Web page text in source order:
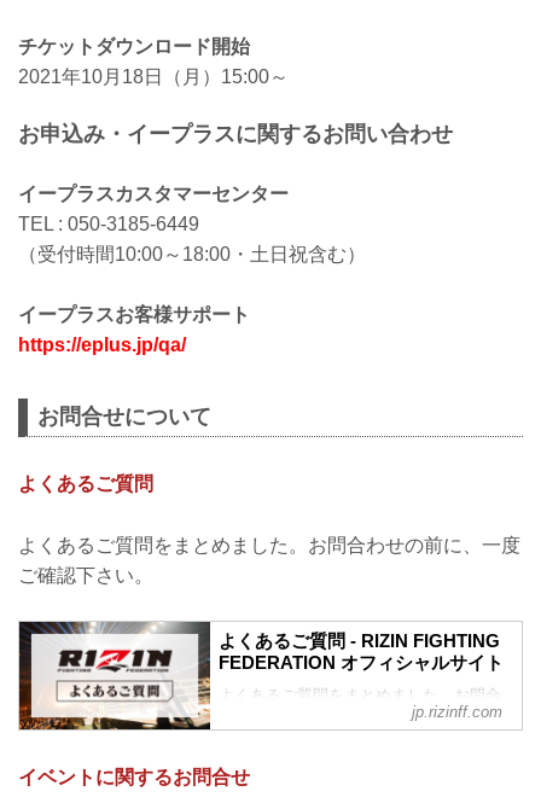
チケットダウンロード開始
2021年10月18日（月）15:00～
お申込み・イープラスに関するお問い合わせ
イープラスカスタマーセンター
TEL : 050-3185-6449
（受付時間10:00～18:00・土日祝含む）
イープラスお客様サポート
https://eplus.jp/qa/
お問合せについて
よくあるご質問
よくあるご質問をまとめました。お問合わせの前に、一度
ご確認下さい。
よくあるご質問 - RIZIN FIGHTING
FEDERATION オフィシャルサイト
よくあるご質問をまとめました。お問合
わせの前に、一度ご確認下さい。
Q1. より良い席で観戦したいのですが、
どの先行でチケットを買うと一番良い席
jp.rizinff.com
イベントに関するお問合せ